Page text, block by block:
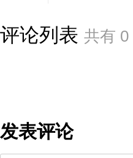
评论列表 共有 0
发表评论